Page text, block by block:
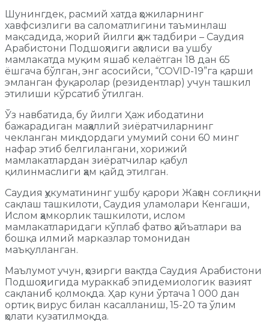
Шунингдек, расмий хатда ҳожиларнинг
хавфсизлиги ва саломатлигини таъминлаш
мақсадида, жорий йилги ҳаж тадбири – Саудия
Арабистони Подшоҳлиги аҳолиси ва ушбу
мамлакатда муқим яшаб келаётган 18 дан 65
ёшгача бўлган, энг асосийси, “COVID-19”га қарши
эмланган фуқаролар (резидентлар) учун ташкил
этилиши кўрсатиб ўтилган.
Ўз навбатида, бу йилги Ҳаж ибодатини
бажарадиган маҳаллий зиёратчиларнинг
чекланган миқдордаги умумий сони 60 минг
нафар этиб белгилангани, хорижий
мамлакатлардан зиёратчилар қабул
қилинмаслиги ҳам қайд этилган.
Саудия ҳукуматининг ушбу қарори Жаҳон соғлиқни
сақлаш ташкилоти, Саудия уламолари Кенгаши,
Ислом ҳамкорлик ташкилоти, ислом
мамлакатларидаги кўплаб фатво ҳайъатлари ва
бошқа илмий марказлар томонидан
маъқулланган.
Маълумот учун, ҳозирги вақтда Саудия Арабистони
Подшоҳлигида мураккаб эпидемиологик вазият
сақланиб қолмоқда. Ҳар куни ўртача 1 000 дан
ортиқ вирус билан касалланиш, 15-20 та ўлим
ҳолати кузатилмоқда.